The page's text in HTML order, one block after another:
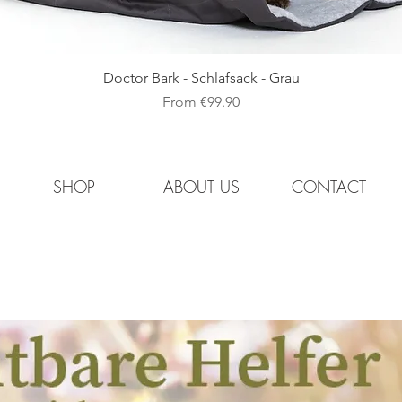
Quick View
Doctor Bark - Schlafsack - Grau
From €99.90
Sale Price
SHOP ABOUT US CONTACT